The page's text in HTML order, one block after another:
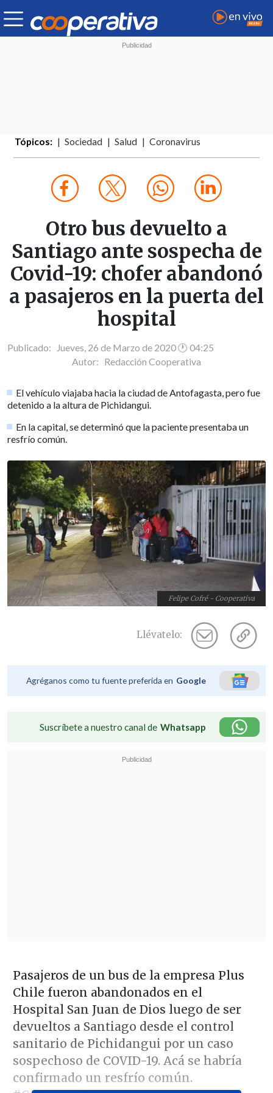
Tópicos: Sociedad Salud Coronavirus
Otro bus devuelto a
Santiago ante sospecha de
Covid-19: chofer abandonó
a pasajeros en la puerta del
hospital
Publicado: Jueves, 26 de Marzo de 2020 🕐 04:25
Autor: Redacción Cooperativa
El vehículo viajaba hacia la ciudad de Antofagasta, pero fue
detenido a la altura de Pichidangui.
En la capital, se determinó que la paciente presentaba un
resfrío común.
Felipe Cofré - Cooperativa
Llévatelo:
Agréganos como tu fuente preferida en Google
Suscríbete a nuestro canal de Whatsapp
Pasajeros de un bus de la empresa Plus
Chile fueron abandonados en el
Hospital San Juan de Dios luego de ser
devueltos a Santiago desde el control
sanitario de Pichidangui por un caso
sospechoso de COVID-19. Acá se habría
confirmado un resfrío común.